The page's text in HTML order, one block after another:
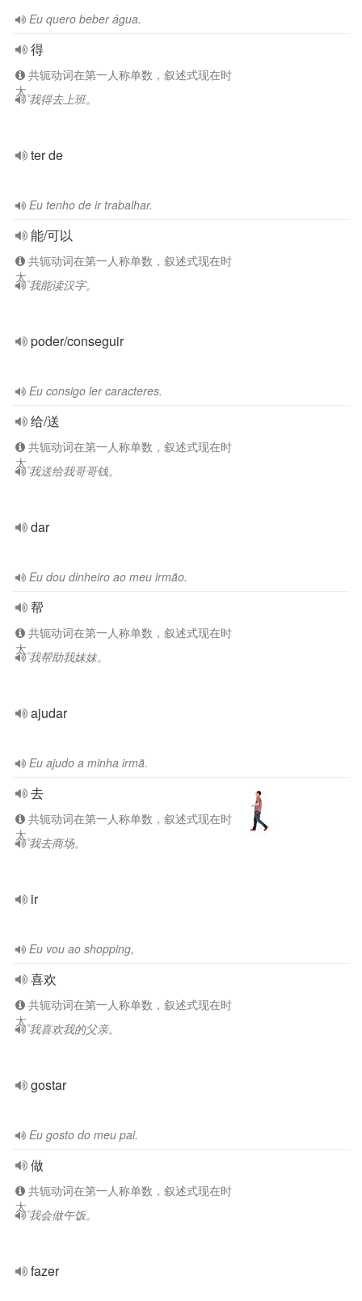
Eu quero beber água.
得
共轭动词在第一人称单数，叙述式现在时
太。我得去上班。
ter de
Eu tenho de ir trabalhar.
能/可以
共轭动词在第一人称单数，叙述式现在时
太。我能读汉字。
poder/conseguir
Eu consigo ler caracteres.
给/送
共轭动词在第一人称单数，叙述式现在时
太。我送给我哥哥钱。
dar
Eu dou dinheiro ao meu irmão.
帮
共轭动词在第一人称单数，叙述式现在时
太。我帮助我妹妹。
ajudar
Eu ajudo a minha irmã.
去
共轭动词在第一人称单数，叙述式现在时
太。我去商场。
ir
Eu vou ao shopping,
喜欢
共轭动词在第一人称单数，叙述式现在时
太。我喜欢我的父亲。
gostar
Eu gosto do meu pai.
做
共轭动词在第一人称单数，叙述式现在时
太。我会做午饭。
fazer